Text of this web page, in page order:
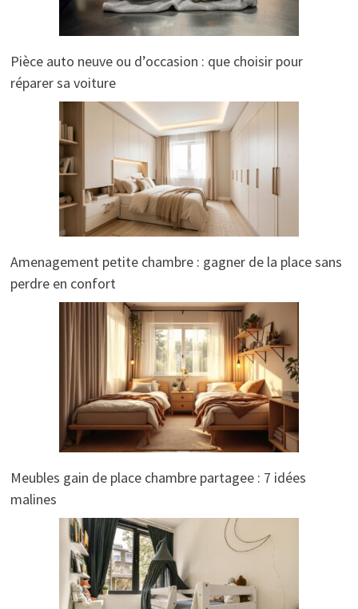
Pièce auto neuve ou d’occasion : que choisir pour
réparer sa voiture
Amenagement petite chambre : gagner de la place sans
perdre en confort
Meubles gain de place chambre partagee : 7 idées
malines